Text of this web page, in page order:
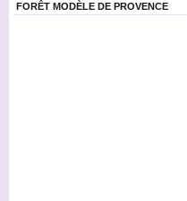
FORÊT MODÈLE DE PROVENCE